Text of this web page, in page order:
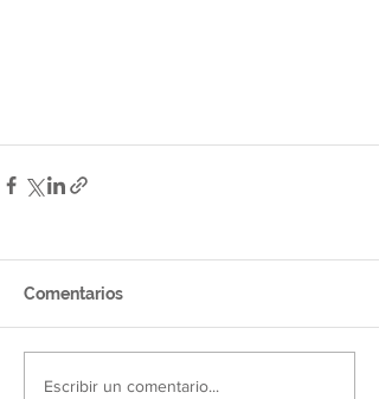
Comentarios
Escribir un comentario...